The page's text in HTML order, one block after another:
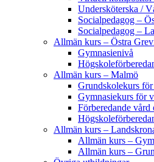
Undersköterska /
Socialpedagog –
Socialpedagog –
Allmän kurs – Östra
Gymnasienivå
Allmän kurs – Malmö
Grundskolekurs
Gymnasiekurs för
Förberedande
Allmän kurs –
Allmän kurs –
Allmän kurs –